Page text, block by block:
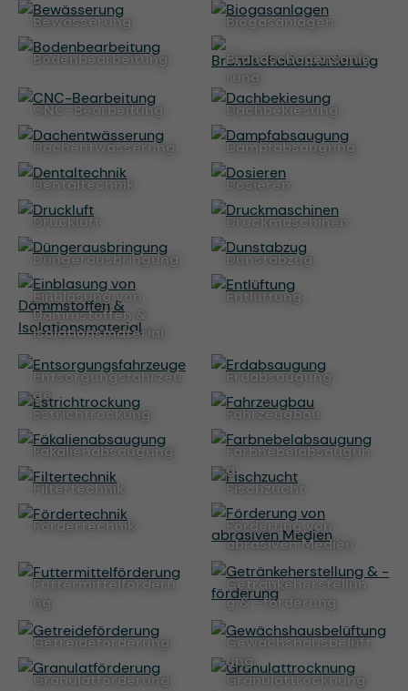
Bewässerung
Biogasanlagen
Bodenbearbeitung
Brandschadensanie
rung
CNC-Bearbeitung
Dachbekiesung
Dachentwässerung
Dampfabsaugung
Dentaltechnik
Dosieren
Druckluft
Druckmaschinen
Düngerausbringung
Dunstabzug
Einblasung von
Dämmstoffen &
Isolationsmaterial
Entlüftung
Entsorgungsfahrzeu
ge
Erdabsaugung
Estrichtrockung
Fahrzeugbau
Fäkalienabsaugung
Farbnebelabsaugun
g
Filtertechnik
Fischzucht
Fördertechnik
Förderung von
abrasiven Medien
Futtermittelförderu
ng
Getränkeherstellun
g & -förderung
Getreideförderung
Gewächshausbelüft
ung
Granulatförderung
Granulattrocknung